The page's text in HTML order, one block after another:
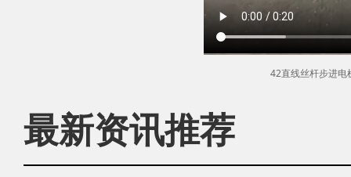
42直线丝杆步进电
最新资讯推荐